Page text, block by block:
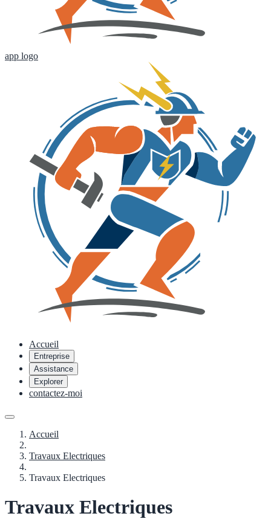
app logo
Accueil
Entreprise
Assistance
Explorer
contactez-moi
Accueil
Travaux Electriques
Travaux Electriques
Travaux Electriques